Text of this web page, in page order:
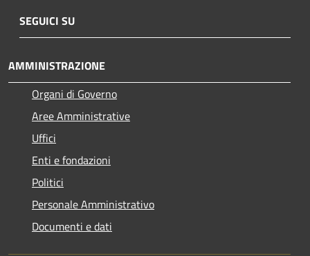
SEGUICI SU
AMMINISTRAZIONE
Organi di Governo
Aree Amministrative
Uffici
Enti e fondazioni
Politici
Personale Amministrativo
Documenti e dati